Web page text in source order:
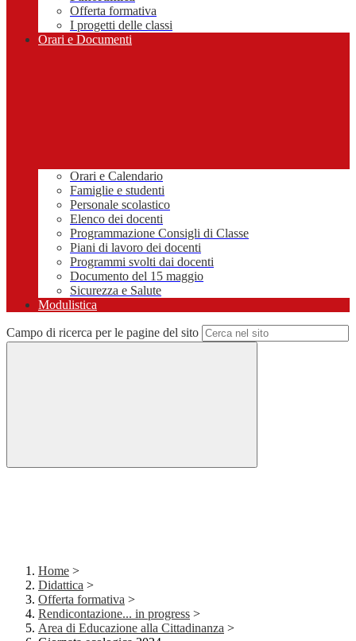
Offerta formativa
I progetti delle classi
Orari e Documenti
Orari e Calendario
Famiglie e studenti
Personale scolastico
Elenco dei docenti
Programmazione Consigli di Classe
Piani di lavoro dei docenti
Programmi svolti dai docenti
Documento del 15 maggio
Sicurezza e Salute
Modulistica
Campo di ricerca per le pagine del sito
Home >
Didattica >
Offerta formativa >
Rendicontazione... in progress >
Area di Educazione alla Cittadinanza >